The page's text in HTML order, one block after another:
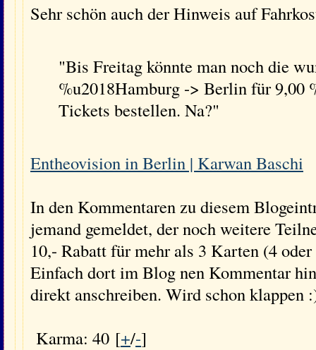
Sehr schön auch der Hinweis auf
"Bis Freitag könnte man noch die
%u2018Hamburg -> Berlin für 9,00
Tickets bestellen. Na?"
Entheovision in Berlin | Karwan Baschi
In den Kommentaren zu diesem
jemand gemeldet, der noch weitere
10,- Rabatt für mehr als 3 Karten (4
Einfach dort im Blog nen Kommentar
direkt anschreiben. Wird schon klappen
Karma: 40 [+/-]